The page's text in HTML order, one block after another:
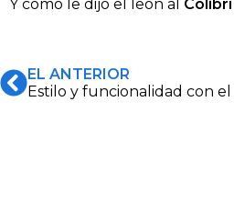
Y como le dijo el león al Colibrí
EL ANTERIOR